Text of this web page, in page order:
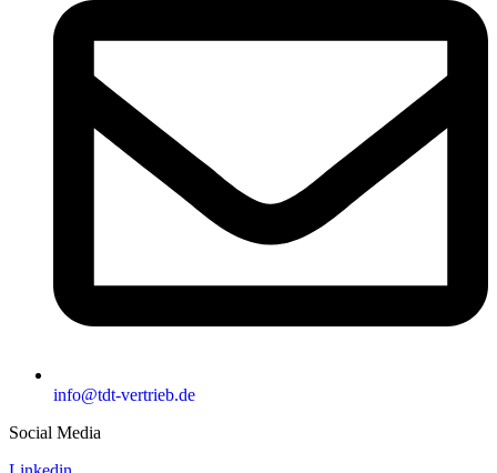
info@tdt-vertrieb.de
Social Media